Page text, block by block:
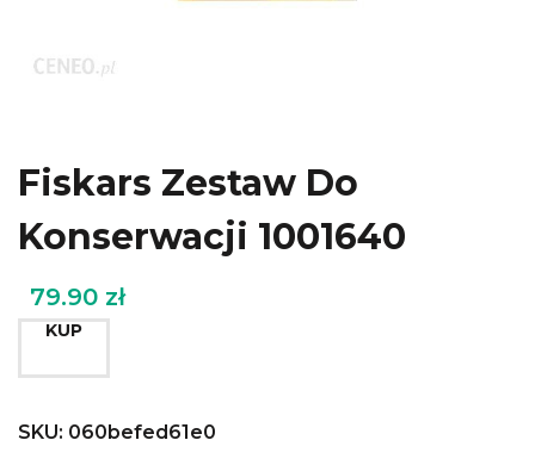
Fiskars Zestaw Do
Konserwacji 1001640
79.90 zł
KUP
SKU: 060befed61e0